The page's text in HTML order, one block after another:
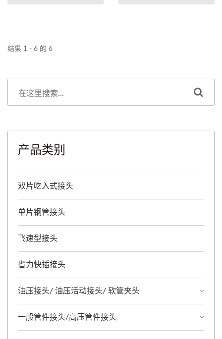
洁剂。设计上搭配畅通母快
单、快速、可靠。
洁剂。设计上搭配畅通母快
结果 1 - 6 的 6
产品类别
双片吃入式接头
单片钢管接头
飞速型接头
省力快插接头
油压接头/ 油压活动接头/ 软管夹头
一般管件接头/高压管件接头